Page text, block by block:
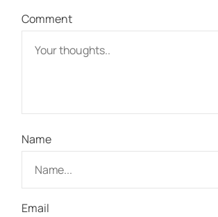
Comment
Name
Email